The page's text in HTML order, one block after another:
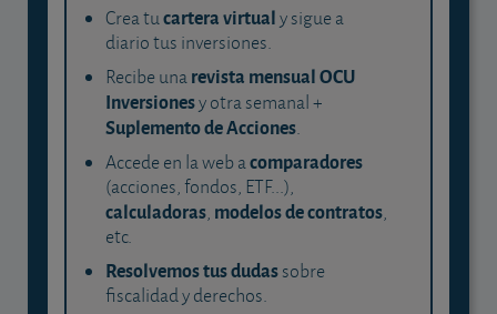
Crea tucartera virtualy sigue a
diario tus inversiones.
Recibe unarevista mensual OCU
Inversionesy otra semanal +
Suplemento de Acciones.
Accede en la web acomparadores
(acciones, fondos, ETF...),
calculadoras, modelos de contratos,
etc.
Resolvemos tus dudassobre
fiscalidad y derechos.